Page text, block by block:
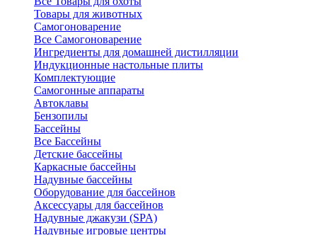
Товары для животных
Самогоноварение
Все Самогоноварение
Ингредиенты для домашней дистилляции
Индукционные настольные плиты
Комплектующие
Самогонные аппараты
Автоклавы
Бензопилы
Бассейны
Все Бассейны
Детские бассейны
Каркасные бассейны
Надувные бассейны
Оборудование для бассейнов
Аксессуары для бассейнов
Надувные джакузи (SPA)
Надувные игровые центры